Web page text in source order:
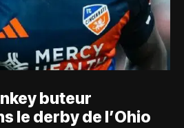
buteur
le derby de l’Ohio